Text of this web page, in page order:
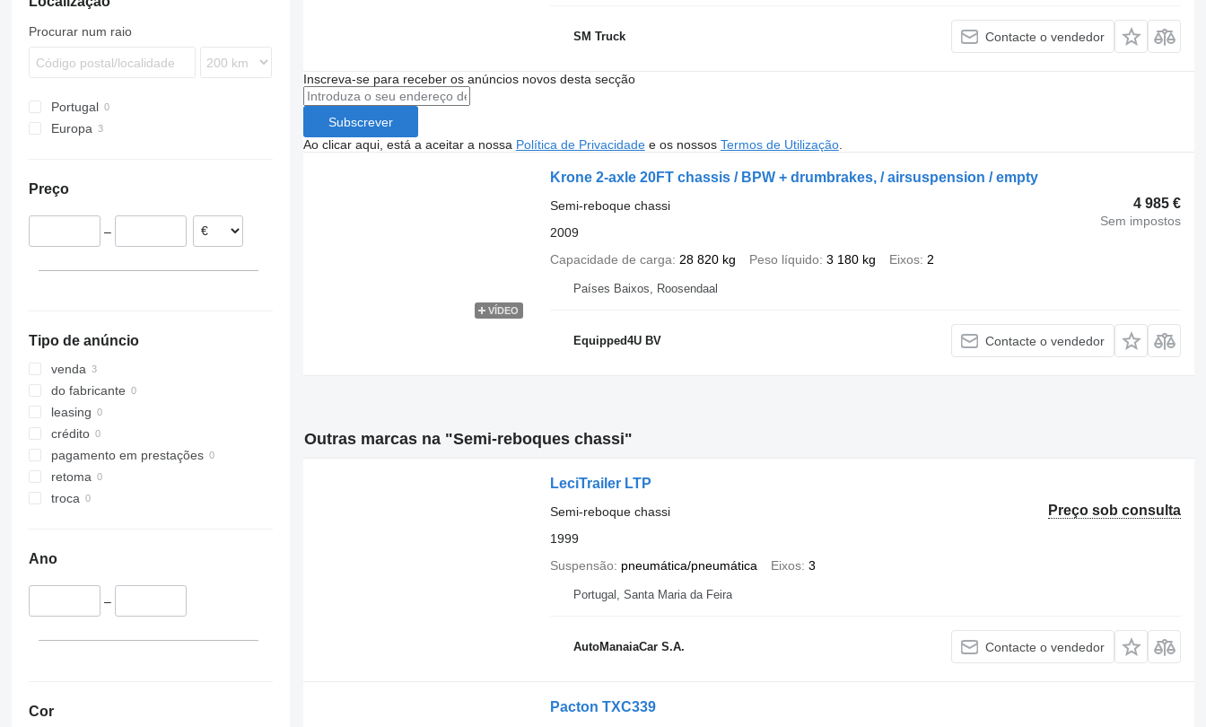
Procurar num raio
Portugal
Europa
Preço
–
Tipo de anúncio
venda
do fabricante
leasing
crédito
pagamento em prestações
retoma
troca
Ano
–
Cor
SM Truck Contacte o vendedor
Inscreva-se para receber os anúncios novos desta secção
Subscrever
Ao clicar aqui, está a aceitar a nossa Política de Privacidadee os nossos Termos de Utilização.
VÍDEO
Krone 2-axle 20FT chassis / BPW + drumbrakes, / airsuspension / empty
4 985 €
Sem impostos
Semi-reboque chassi
2009
Capacidade de carga
28 820 kg Peso líquido 3 180 kg Eixos 2
Países Baixos, Roosendaal
Equipped4U BV Contacte o vendedor
Outras marcas na "Semi-reboques chassi"
LeciTrailer LTP
Preço sob consulta
Semi-reboque chassi
1999
Suspensão
pneumática/pneumática Eixos 3
Portugal, Santa Maria da Feira
AutoManaiaCar S.A. Contacte o vendedor
Pacton TXC339